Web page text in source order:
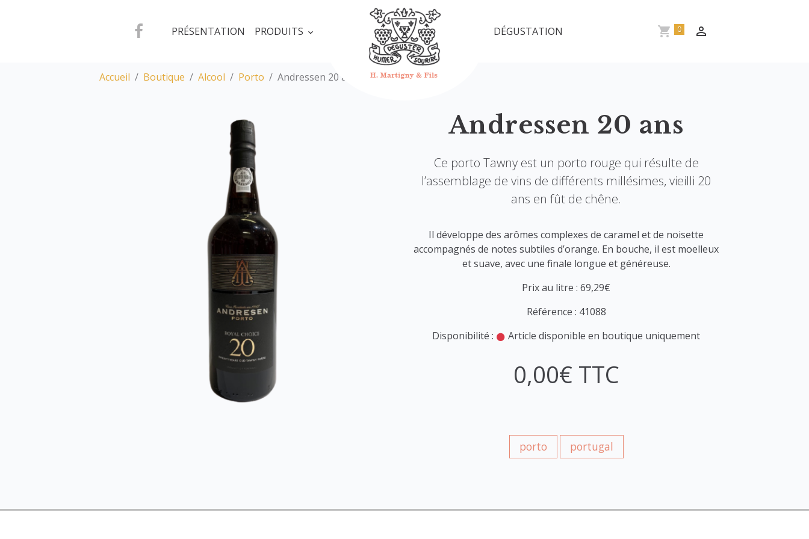
PRÉSENTATION PRODUITS DÉGUSTATION 0
Accueil Boutique Alcool Porto Andressen 20 ans
Andressen 20 ans
Ce porto Tawny est un porto rouge qui résulte de
l’assemblage de vins de différents millésimes, vieilli 20
ans en fût de chêne.
Il développe des arômes complexes de caramel et de noisette
accompagnés de notes subtiles d’orange. En bouche, il est moelleux
et suave, avec une finale longue et généreuse.
Prix au litre : 69,29€
Référence : 41088
Disponibilité :
Article disponible en boutique uniquement
0,00€ TTC
porto portugal